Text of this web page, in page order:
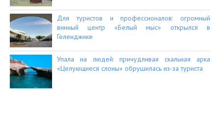
Для туристов и профессионалов: огромный
винный центр «Белый мыс» открылся в
Геленджике
Упала на людей: причудливая скальная арка
«Целующиеся слоны» обрушилась из-за туриста